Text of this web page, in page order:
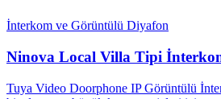
İnterkom ve Görüntülü Diyafon
Ninova Local Villa Tipi
Tuya Video Doorphone IP Görüntülü